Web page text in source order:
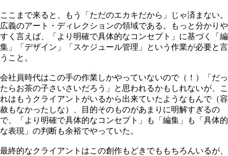
ここまで来ると、もう「ただのエカキだから」じゃ済まない。
広義のアート・ディレクションの領域である。もっと分かりや
すく言えば、「より明確で具体的なコンセプト」に基づく「編
集」「デザイン」「スケジュール管理」という作業が必要と言
うこと。
会社員時代はこの手の作業しかやっていないので（！）「だっ
たらお茶の子さいさいだろう」と思われるかもしれないが、こ
れはもうクライアントがいるから出来ていたようなもんで（容
赦もなかったしな）、目的そのものがあまりに明解すぎるの
で、「より明確で具体的なコンセプト」も「編集」も「具体的
な表現」の判断も余裕でやっていた。
最終的なクライアントはこの創作もどきでももちろんいるが、